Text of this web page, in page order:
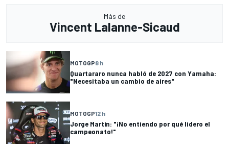
Más de
Vincent Lalanne-Sicaud
MOTOGP8 h
Quartararo nunca habló de 2027 con Yamaha:
"Necesitaba un cambio de aires"
MOTOGP12 h
Jorge Martín: "¡No entiendo por qué lidero el
campeonato!"